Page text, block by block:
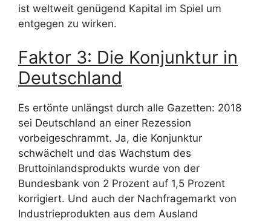
ist weltweit genügend Kapital im Spiel um
entgegen zu wirken.
Faktor 3: Die Konjunktur in
Deutschland
Es ertönte unlängst durch alle Gazetten: 2018
sei Deutschland an einer Rezession
vorbeigeschrammt. Ja, die Konjunktur
schwächelt und das Wachstum des
Bruttoinlandsprodukts wurde von der
Bundesbank von 2 Prozent auf 1,5 Prozent
korrigiert. Und auch der Nachfragemarkt von
Industrieprodukten aus dem Ausland